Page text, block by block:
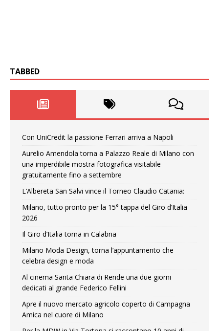
TABBED
Con UniCredit la passione Ferrari arriva a Napoli
Aurelio Amendola torna a Palazzo Reale di Milano con
una imperdibile mostra fotografica visitabile
gratuitamente fino a settembre
L’Albereta San Salvi vince il Torneo Claudio Catania:
Milano, tutto pronto per la 15° tappa del Giro d’Italia
2026
Il Giro d’Italia torna in Calabria
Milano Moda Design, torna l’appuntamento che
celebra design e moda
Al cinema Santa Chiara di Rende una due giorni
dedicati al grande Federico Fellini
Apre il nuovo mercato agricolo coperto di Campagna
Amica nel cuore di Milano